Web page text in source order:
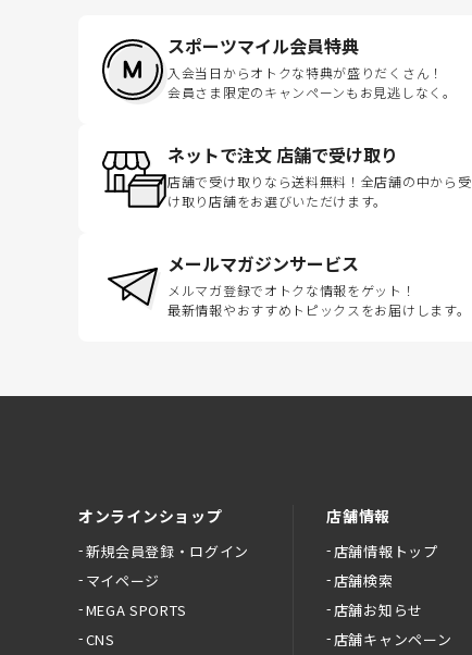
スポーツマイル会員特典
入会当日からオトクな特典が盛りだくさん！
会員さま限定のキャンペーンもお見逃しなく。
ネットで注文 店舗で受け取り
店舗で受け取りなら送料無料！全店舗の中から受
け取り店舗をお選びいただけます。
メールマガジンサービス
メルマガ登録でオトクな情報をゲット！
最新情報やおすすめトピックスをお届けします。
オンラインショップ
新規会員登録・ログイン
マイページ
MEGA SPORTS
CNS
店舗情報
店舗情報トップ
店舗検索
店舗お知らせ
店舗キャンペーン